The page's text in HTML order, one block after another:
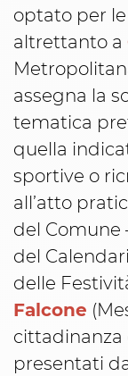
optato per
altrettanto a
assegna la
tematica
quella
sportive o
all’atto
del Comune
del
delle
Falcone
cittadinanza
presentati